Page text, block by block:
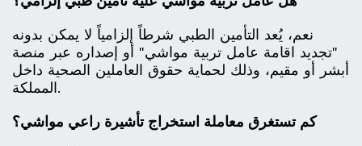
نعم، يُعد التأمين الطبي شرطاً إلزامياً لا يمكن بدونه
"تجديد اقامة عامل تربية مواشي" أو إصداره عبر منصة
أبشر أو مقيم، وذلك لحماية حقوق العاملين الصحية داخل
المملكة.
كم تستغرق معاملة استخراج تأشيرة راعي مواشي؟